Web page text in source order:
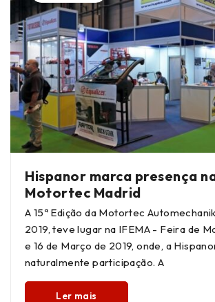
Hispanor marca presença
Motortec Madrid
A 15ª Edição da Motortec
2019, teve lugar na IFEMA - Feira de
e 16 de Março de 2019, onde, a
naturalmente participação. A
Ler mais